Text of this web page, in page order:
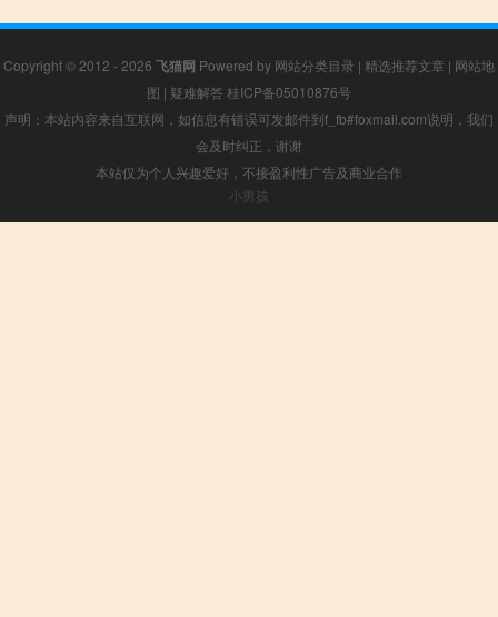
Copyright © 2012 - 2026 飞猫网 Powered by 网站分类目录 | 精选推荐文章 | 网站地
图 | 疑难解答 桂ICP备05010876号
声明：本站内容来自互联网，如信息有错误可发邮件到f_fb#foxmail.com说明，我们
会及时纠正，谢谢
本站仅为个人兴趣爱好，不接盈利性广告及商业合作
小男孩